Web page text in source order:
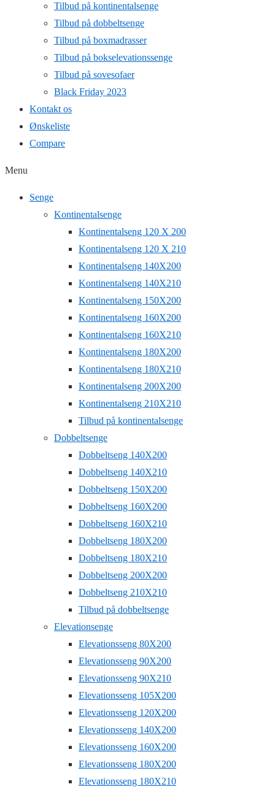
Tilbud på kontinentalsenge
Tilbud på dobbeltsenge
Tilbud på boxmadrasser
Tilbud på bokselevationssenge
Tilbud på sovesofaer
Black Friday 2023
Kontakt os
Ønskeliste
Compare
Menu
Senge
Kontinentalsenge
Kontinentalseng 120 X 200
Kontinentalseng 120 X 210
Kontinentalseng 140X200
Kontinentalseng 140X210
Kontinentalseng 150X200
Kontinentalseng 160X200
Kontinentalseng 160X210
Kontinentalseng 180X200
Kontinentalseng 180X210
Kontinentalseng 200X200
Kontinentalseng 210X210
Tilbud på kontinentalsenge
Dobbeltsenge
Dobbeltseng 140X200
Dobbeltseng 140X210
Dobbeltseng 150X200
Dobbeltseng 160X200
Dobbeltseng 160X210
Dobbeltseng 180X200
Dobbeltseng 180X210
Dobbeltseng 200X200
Dobbeltseng 210X210
Tilbud på dobbeltsenge
Elevationsenge
Elevationsseng 80X200
Elevationsseng 90X200
Elevationsseng 90X210
Elevationsseng 105X200
Elevationsseng 120X200
Elevationsseng 140X200
Elevationsseng 160X200
Elevationsseng 180X200
Elevationsseng 180X210